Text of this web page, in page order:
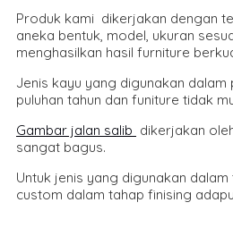
Produk kami dikerjakan dengan
aneka bentuk, model, ukuran
menghasilkan hasil furniture
Jenis kayu yang digunakan
puluhan tahun dan funiture tidak
Gambar jalan salib dikerjakan
sangat bagus.
Untuk jenis yang digunakan
custom dalam tahap finising